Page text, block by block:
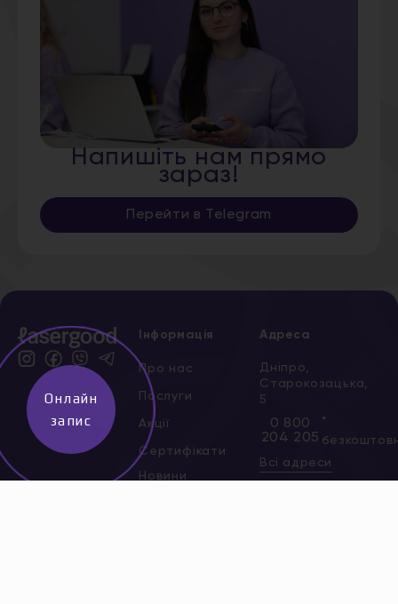
Напишіть нам прямо
зараз!
Перейти в Telegram
Інформація
Про нас
Послуги
Акції
Сертифікати
Новини
Адреса
Дніпро,
Старокозацька,
5
0 800
204 205
*
Всі адреси
Онлайн
запис